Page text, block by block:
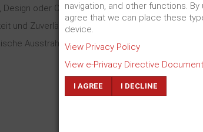
oder Oberflächentechnik von Vorteil, kein
und Zuverlässigkeit sind hingegen
Ausstrahlung und Freude an Kommunikation
navigation, and other functions.
agree that we can place these
device.
View Privacy Policy
View e-Privacy Directive
I AGREE I DECLINE